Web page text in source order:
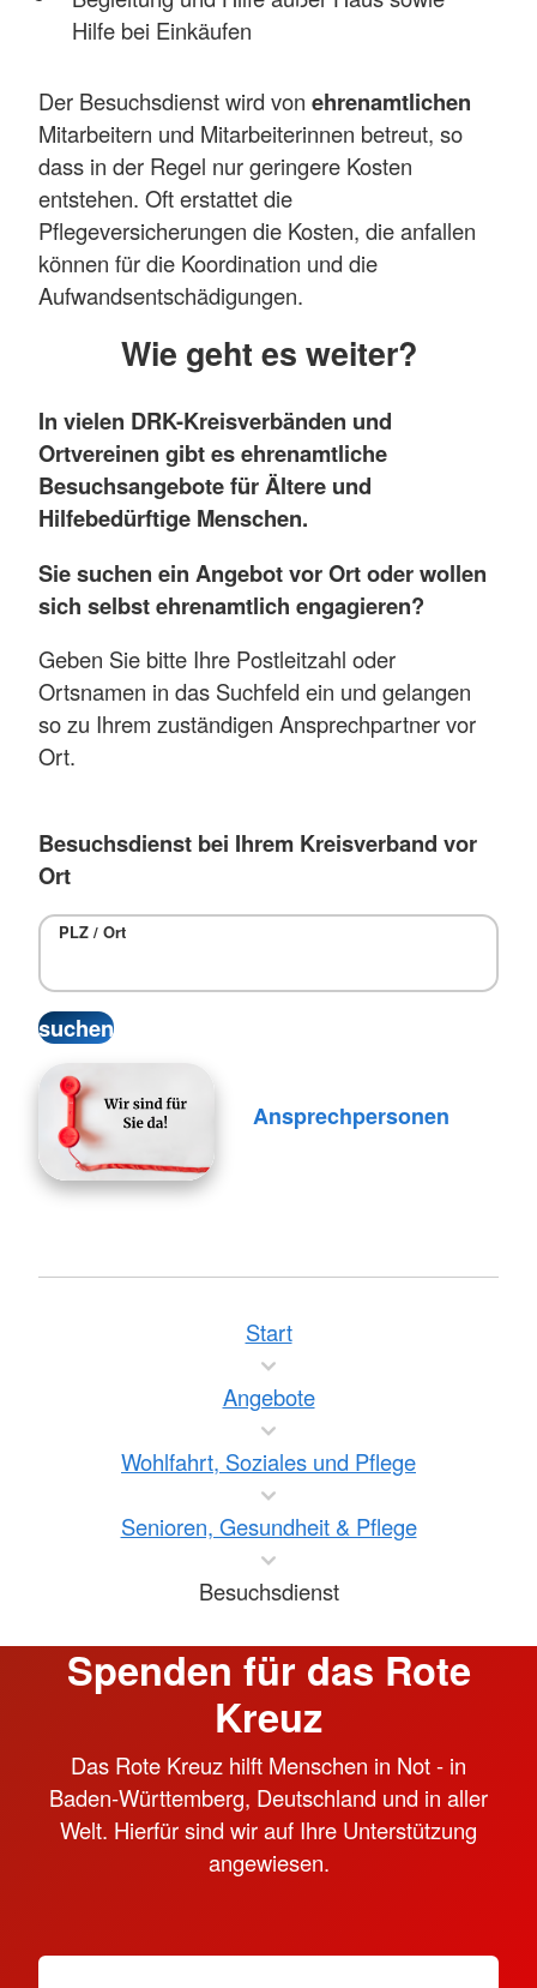
Hilfe bei Einkäufen
Der Besuchsdienst wird von ehrenamtlichen
Mitarbeitern und Mitarbeiterinnen betreut, so
dass in der Regel nur geringere Kosten
entstehen. Oft erstattet die
Pflegeversicherungen die Kosten, die anfallen
können für die Koordination und die
Aufwandsentschädigungen.
Wie geht es weiter?
In vielen DRK-Kreisverbänden und
Ortvereinen gibt es ehrenamtliche
Besuchsangebote für Ältere und
Hilfebedürftige Menschen.
Sie suchen ein Angebot vor Ort oder wollen
sich selbst ehrenamtlich engagieren?
Geben Sie bitte Ihre Postleitzahl oder
Ortsnamen in das Suchfeld ein und gelangen
so zu Ihrem zuständigen Ansprechpartner vor
Ort.
Besuchsdienst bei Ihrem Kreisverband vor
Ort
PLZ / Ort
Ansprechpersonen
Start
Angebote
Wohlfahrt, Soziales und Pflege
Senioren, Gesundheit & Pflege
Besuchsdienst
Spenden für das Rote
Kreuz
Das Rote Kreuz hilft Menschen in Not - in
Baden-Württemberg, Deutschland und in aller
Welt. Hierfür sind wir auf Ihre Unterstützung
angewiesen.